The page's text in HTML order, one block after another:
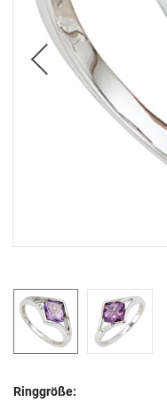
Ringgröße: